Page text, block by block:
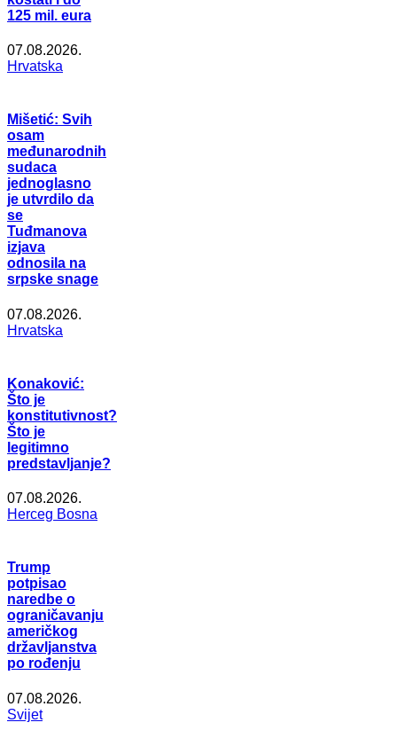
125 mil. eura
07.08.2026.
Hrvatska
Mišetić: Svih
osam
međunarodnih
sudaca
jednoglasno
je utvrdilo da
se
Tuđmanova
izjava
odnosila na
srpske snage
07.08.2026.
Hrvatska
Konaković:
Što je
konstitutivnost?
Što je
legitimno
predstavljanje?
07.08.2026.
Herceg Bosna
Trump
potpisao
naredbe o
ograničavanju
američkog
državljanstva
po rođenju
07.08.2026.
Svijet